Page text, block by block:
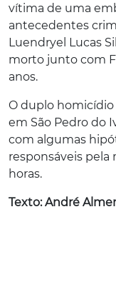
vítima de uma
antecedentes
Luendryel Lucas
morto junto com
anos.
O duplo homicídio
em São Pedro do
com algumas
responsáveis
horas.
Texto: André